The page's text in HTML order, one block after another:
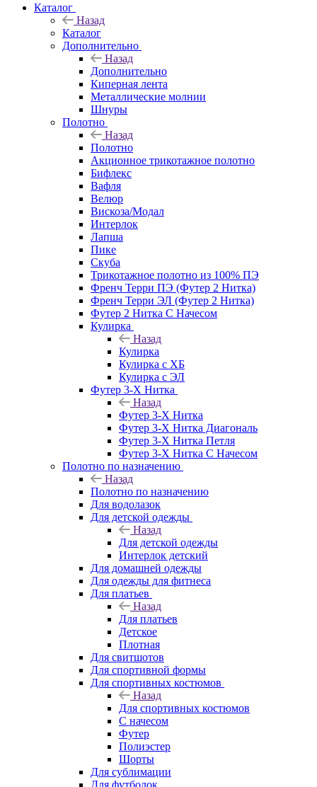
Каталог
Назад
Каталог
Дополнительно
Назад
Дополнительно
Киперная лента
Металлические молнии
Шнуры
Полотно
Назад
Полотно
Акционное трикотажное полотно
Бифлекс
Вафля
Велюр
Вискоза/Модал
Интерлок
Лапша
Пике
Скуба
Трикотажное полотно из 100% ПЭ
Френч Терри ПЭ (Футер 2 Нитка)
Френч Терри ЭЛ (Футер 2 Нитка)
Футер 2 Нитка С Начесом
Кулирка
Назад
Кулирка
Кулирка с ХБ
Кулирка с ЭЛ
Футер 3-Х Нитка
Назад
Футер 3-Х Нитка
Футер 3-Х Нитка Диагональ
Футер 3-Х Нитка Петля
Футер 3-Х Нитка С Начесом
Полотно по назначению
Назад
Полотно по назначению
Для водолазок
Для детской одежды
Назад
Для детской одежды
Интерлок детский
Для домашней одежды
Для одежды для фитнеса
Для платьев
Назад
Для платьев
Детское
Плотная
Для свитшотов
Для спортивной формы
Для спортивных костюмов
Назад
Для спортивных костюмов
С начесом
Футер
Полиэстер
Шорты
Для сублимации
Для футболок